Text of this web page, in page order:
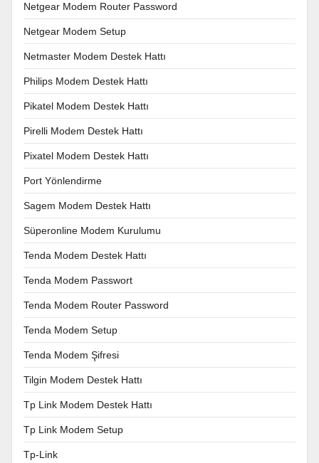
Netgear Modem Router Password
Netgear Modem Setup
Netmaster Modem Destek Hattı
Philips Modem Destek Hattı
Pikatel Modem Destek Hattı
Pirelli Modem Destek Hattı
Pixatel Modem Destek Hattı
Port Yönlendirme
Sagem Modem Destek Hattı
Süperonline Modem Kurulumu
Tenda Modem Destek Hattı
Tenda Modem Passwort
Tenda Modem Router Password
Tenda Modem Setup
Tenda Modem Şifresi
Tilgin Modem Destek Hattı
Tp Link Modem Destek Hattı
Tp Link Modem Setup
Tp-Link